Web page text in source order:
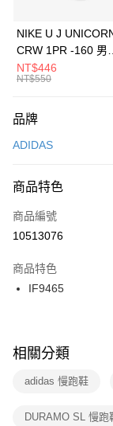
元大商業銀行
台灣樂天信用卡公司
全盈+PAY
AFTEE先享後付
【關於「AFTEE先享
便利好安心！
３．安心：先確認商
【「AFTEE先享後付
１．於結帳方式選擇
２．訂單成立數日內
３．收到繳費通知簡
ATM／網路銀行／等
※ 交易是否成功請以
是否繳費成功／繳費
客戶支援中心」
１．透過由恩沛科技
運送方式
每筆NT$100，滿
宅配
每筆NT$100，滿
付款後門市自取
每筆NT$100，滿
NIKE U J
CRW 1PR -160 男女
中統襪 FZ3393100
NT$446
NT$550
品牌
ADIDAS
商品特色
商品編號
10513076
商品特色
IF9465
相關分類
adidas 慢跑鞋
DURAMO SL 慢跑